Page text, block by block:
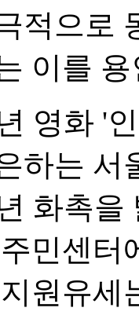
적으로
이를
영화 '
하는 서
화촉
민센터
원유세